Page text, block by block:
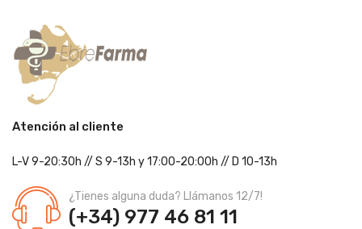
Atención al cliente
L-V 9-20:30h // S 9-13h y 17:00-20:00h // D 10-13h
¿Tienes alguna duda? Llámanos 12/7!
(+34) 977 46 81 11